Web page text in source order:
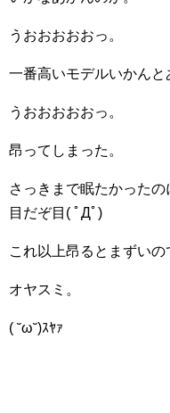
うおおおおおっ。
一番高いモデルいかんと
うおおおおおっ。
昂ってしまった。
さっきまで眠たかったの
目だぞ目( ﾟДﾟ)
これ以上昂るとまずいの
オヤスミ。
( ˘ω˘)ｽﾔｧ